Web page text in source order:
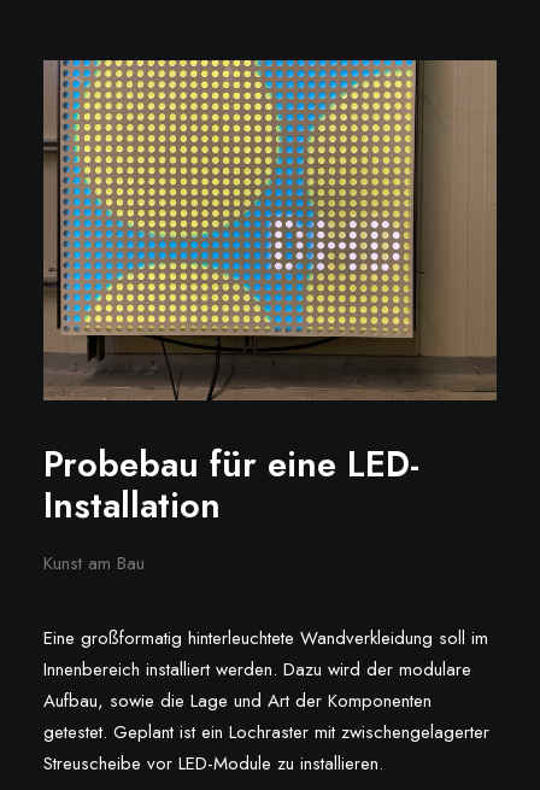
Probebau für eine LED-
Installation
Kunst am Bau
Eine großformatig hinterleuchtete Wandverkleidung soll im
Innenbereich installiert werden. Dazu wird der modulare
Aufbau, sowie die Lage und Art der Komponenten
getestet. Geplant ist ein Lochraster mit zwischengelagerter
Streuscheibe vor LED-Module zu installieren.